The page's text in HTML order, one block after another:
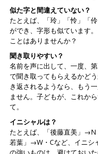
似た字と間違えていない？
たとえば、「玲」「怜」「
ができ、字形も似ています
ことはありませんか？
聞き取りやすい？
名前を声に出して、一度、
で聞き取ってもらえるかど
き返されるようなら、もう
ません。子どもが、これか
て。
イニシャルは？
たとえば、「後藤直美」
若葉」→W・Cなど、イニシ
の強いものは、避けておいた